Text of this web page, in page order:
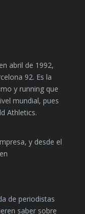
abril de 1992,
92. Es la
y running que
mundial, pues
Athletics.
y desde el
de periodistas
saber sobre